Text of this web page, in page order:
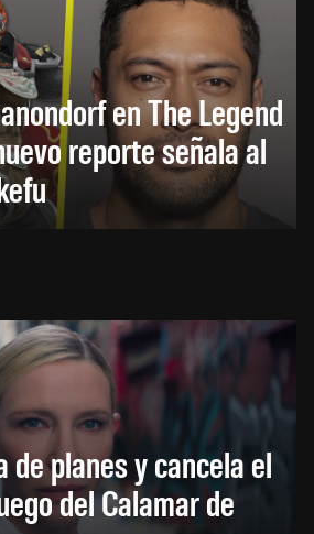
en The Legend
reporte señala al
planes y cancela el
del Calamar de